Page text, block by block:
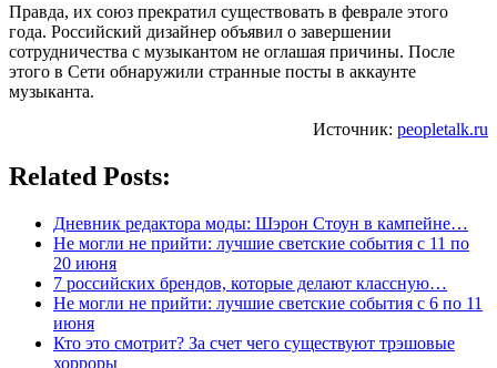
Правда, их союз прекратил существовать в феврале этого
года. Российский дизайнер объявил о завершении
сотрудничества с музыкантом не оглашая причины. После
этого в Сети обнаружили странные посты в аккаунте
музыканта.
Источник: peopletalk.ru
Related Posts:
Дневник редактора моды: Шэрон Стоун в кампейне…
Не могли не прийти: лучшие светские события с 11 по
20 июня
7 российских брендов, которые делают классную…
Не могли не прийти: лучшие светские события с 6 по 11
июня
Кто это смотрит? За счет чего существуют трэшовые
хорроры